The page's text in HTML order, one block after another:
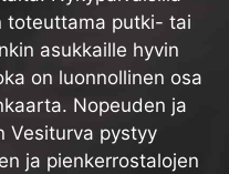
toteuttama putki- tai
asukkaille hyvin
on luonnollinen osa
Nopeuden ja
Vesiturva pystyy
ja pienkerrostalojen